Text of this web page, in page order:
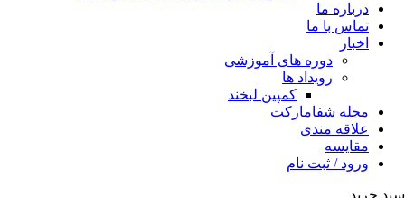
درباره ما
تماس با ما
اخبار
دوره های آموزشی
رویداد ها
کمپین لبخند
مجله شفامارکت
علاقه مندی
مقایسه
ورود / ثبت نام
سبد خرید